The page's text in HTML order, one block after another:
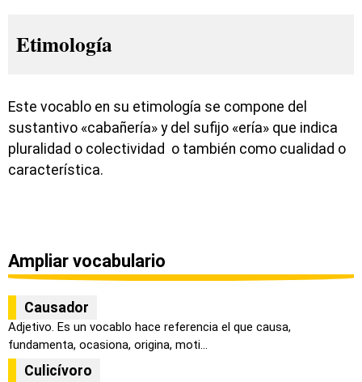
Etimología
Este vocablo en su etimología se compone del
sustantivo «cabañería» y del sufijo «ería» que indica
pluralidad o colectividad o también como cualidad o
característica.
Ampliar vocabulario
Causador
Adjetivo. Es un vocablo hace referencia el que causa,
fundamenta, ocasiona, origina, moti...
Culicívoro